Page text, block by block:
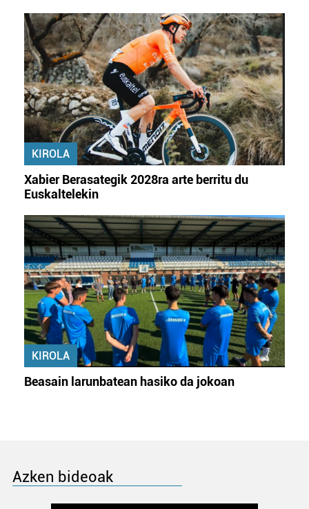
KIROLA
Xabier Berasategik 2028ra arte berritu du
Euskaltelekin
KIROLA
Beasain larunbatean hasiko da jokoan
Azken bideoak